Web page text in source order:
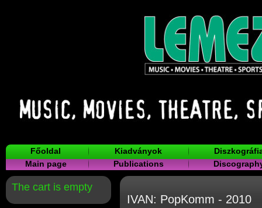
Főoldal Kiadványok
Main page
Publications
The cart is empty
IVAN: PopKomm - 2010